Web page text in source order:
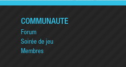
COMMUNAUTÉ
Forum
Soirée de jeu
Membres